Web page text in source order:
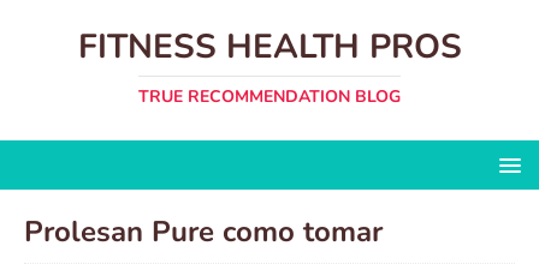
FITNESS HEALTH PROS
TRUE RECOMMENDATION BLOG
Prolesan Pure como tomar